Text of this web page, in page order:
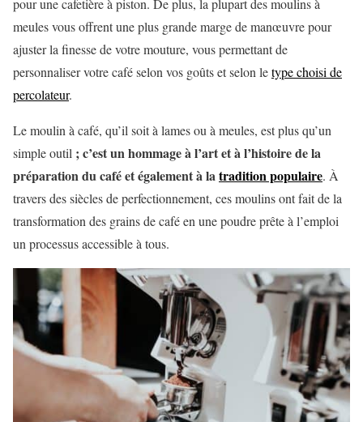
pour une cafetière à piston. De plus, la plupart des moulins à
meules vous offrent une plus grande marge de manœuvre pour
ajuster la finesse de votre mouture, vous permettant de
personnaliser votre café selon vos goûts et selon letype choisi de
percolateur.
Le moulin à café, qu’il soit à lames ou à meules, est plus qu’un
simple outil ; c’est un hommage à l’art et à l’histoire de la
préparation du café et également à latradition populaire. À
travers des siècles de perfectionnement, ces moulins ont fait de la
transformation des grains de café en une poudre prête à l’emploi
un processus accessible à tous.